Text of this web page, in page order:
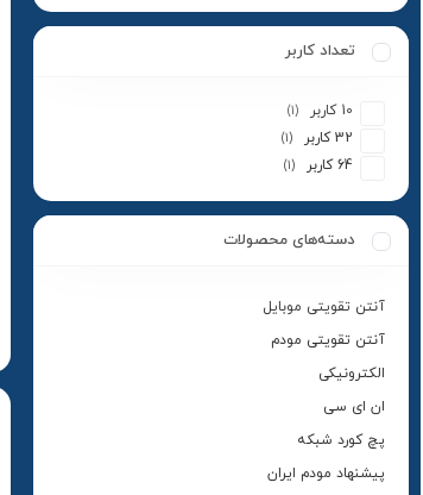
تعداد کاربر
10 کاربر (1)
32 کاربر (1)
64 کاربر (1)
دسته‌های محصولات
آنتن تقویتی موبایل
آنتن تقویتی مودم
الکترونیکی
ان ای سی
پچ کورد شبکه
پیشنهاد مودم ایران